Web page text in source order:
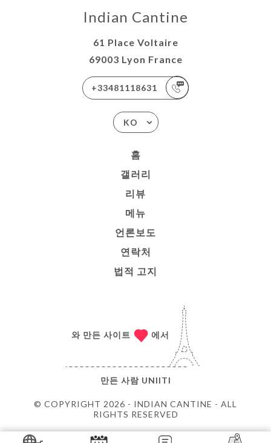
Indian Cantine
61 Place Voltaire
69003 Lyon France
+33481118631
KO
홈
갤러리
리뷰
메뉴
언론보도
연락처
법적 고지
© COPYRIGHT 2026 - INDIAN CANTINE - ALL
RIGHTS RESERVED
와 만든 사이트 에서
만든 사람 UNIITI